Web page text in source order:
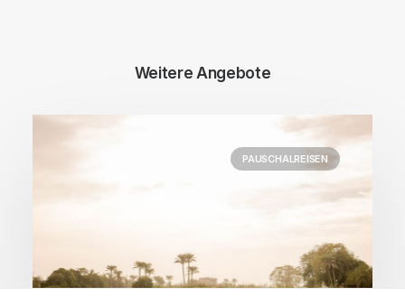
Weitere Angebote
PAUSCHALREISEN